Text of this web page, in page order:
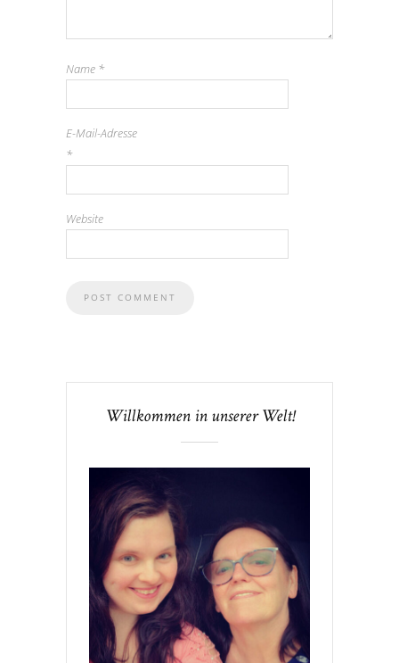
Name *
E-Mail-Adresse
*
Website
Willkommen in unserer Welt!